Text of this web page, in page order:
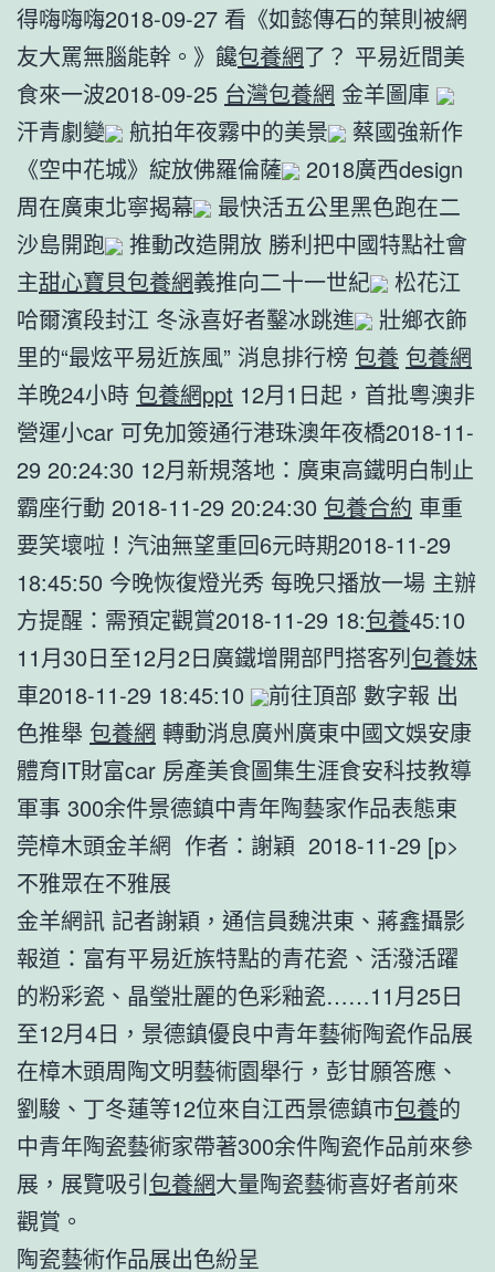
得嗨嗨嗨2018-09-27 看《如懿傳石的葉則被網
友大罵無腦能幹。》饞包養網了？ 平易近間美
食來一波2018-09-25 台灣包養網 金羊圖庫
汗青劇變
航拍年夜霧中的美景
蔡國強新作
《空中花城》綻放佛羅倫薩
2018廣西design
周在廣東北寧揭幕
最快活五公里黑色跑在二
沙島開跑
推動改造開放 勝利把中國特點社會
主甜心寶貝包養網義推向二十一世紀
松花江
哈爾濱段封江 冬泳喜好者鑿冰跳進
壯鄉衣飾
里的“最炫平易近族風” 消息排行榜 包養 包養網
羊晚24小時 包養網ppt 12月1日起，首批粵澳非
營運小car 可免加簽通行港珠澳年夜橋2018-11-
29 20:24:30 12月新規落地：廣東高鐵明白制止
霸座行動 2018-11-29 20:24:30 包養合約 車重
要笑壞啦！汽油無望重回6元時期2018-11-29
18:45:50 今晚恢復燈光秀 每晚只播放一場 主辦
方提醒：需預定觀賞2018-11-29 18:包養45:10
11月30日至12月2日廣鐵增開部門搭客列包養妹
車2018-11-29 18:45:10
前往頂部 數字報 出
色推舉 包養網 轉動消息廣州廣東中國文娛安康
體育IT財富car 房產美食圖集生涯食安科技教導
軍事 300余件景德鎮中青年陶藝家作品表態東
莞樟木頭金羊網 作者：謝穎 2018-11-29 [p>
不雅眾在不雅展
金羊網訊 記者謝穎，通信員魏洪東、蔣鑫攝影
報道：富有平易近族特點的青花瓷、活潑活躍
的粉彩瓷、晶瑩壯麗的色彩釉瓷……11月25日
至12月4日，景德鎮優良中青年藝術陶瓷作品展
在樟木頭周陶文明藝術園舉行，彭甘願答應、
劉駿、丁冬蓮等12位來自江西景德鎮市包養的
中青年陶瓷藝術家帶著300余件陶瓷作品前來參
展，展覽吸引包養網大量陶瓷藝術喜好者前來
觀賞。
陶瓷藝術作品展出色紛呈